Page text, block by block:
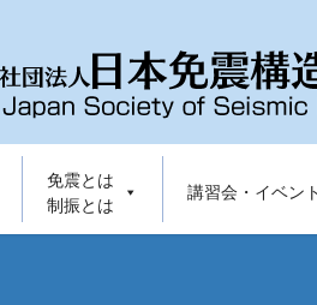
免震とは
制振とは
講習会・イベント